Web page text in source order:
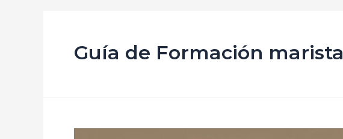
Guía de Formación marista